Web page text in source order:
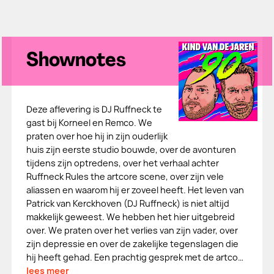
Shownotes
Deze aflevering is DJ Ruffneck te
gast bij Korneel en Remco. We
praten over hoe hij in zijn ouderlijk
huis zijn eerste studio bouwde, over de avonturen
tijdens zijn optredens, over het verhaal achter
Ruffneck Rules the artcore scene, over zijn vele
aliassen en waarom hij er zoveel heeft. Het leven van
Patrick van Kerckhoven (DJ Ruffneck) is niet altijd
makkelijk geweest. We hebben het hier uitgebreid
over. We praten over het verlies van zijn vader, over
zijn depressie en over de zakelijke tegenslagen die
hij heeft gehad. Een prachtig gesprek met de artco…
lees meer